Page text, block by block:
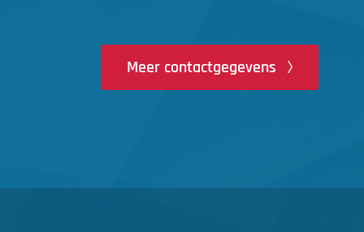
Meer contactgegevens